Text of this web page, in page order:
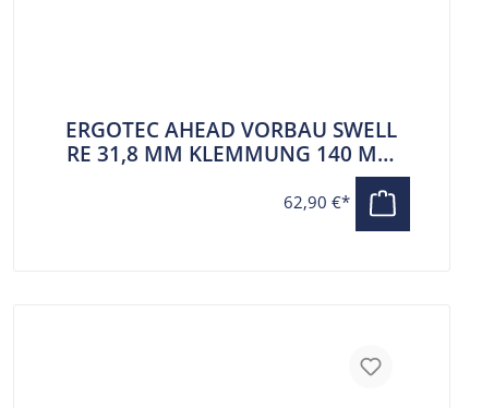
ERGOTEC AHEAD VORBAU SWELL
RE 31,8 MM KLEMMUNG 140 MM
62,90 €*